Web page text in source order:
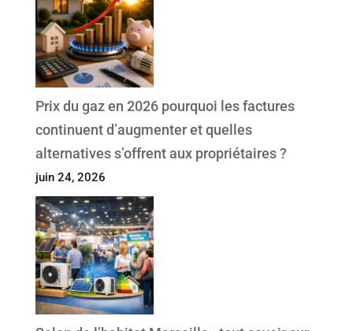
Prix du gaz en 2026 pourquoi les factures
continuent d’augmenter et quelles
alternatives s’offrent aux propriétaires ?
juin 24, 2026